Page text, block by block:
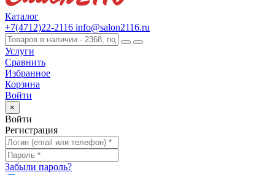
Каталог
+7(4712)22-2116 info@salon2116.ru
Услуги
Сравнить
Избранное
Корзина
Войти
×
Войти
Регистрация
Забыли пароль?